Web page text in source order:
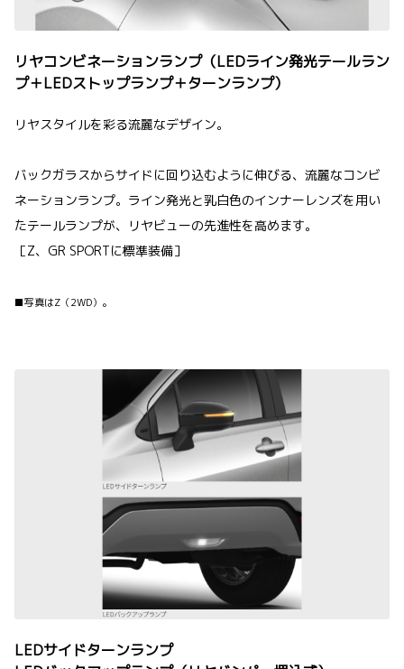
リヤコンビネーションランプ（LEDライン発光テールラン
プ＋LEDストップランプ＋ターンランプ）
リヤスタイルを彩る流麗なデザイン。
バックガラスからサイドに回り込むように伸びる、流麗なコンビ
ネーションランプ。ライン発光と乳白色のインナーレンズを用い
たテールランプが、リヤビューの先進性を高めます。
［Z、GR SPORTに標準装備］
■写真はZ（2WD）。
LEDサイドターンランプ